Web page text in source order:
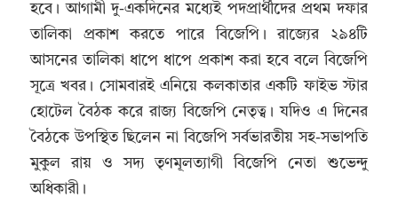
হবে। আগামী দু-একদিনের মধ্যেই পদপ্রার্থীদের প্রথম দফার
তালিকা প্রকাশ করতে পারে বিজেপি। রাজ্যের ২৯৪টি
আসনের তালিকা ধাপে ধাপে প্রকাশ করা হবে বলে বিজেপি
সূত্রে খবর। সোমবারই এনিয়ে কলকাতার একটি ফাইভ স্টার
হোটেল বৈঠক করে রাজ্য বিজেপি নেতৃত্ব। যদিও এ দিনের
বৈঠকে উপস্থিত ছিলেন না বিজেপি সর্বভারতীয় সহ-সভাপতি
মুকুল রায় ও সদ্য তৃণমূলত্যাগী বিজেপি নেতা শুভেন্দু
অধিকারী।